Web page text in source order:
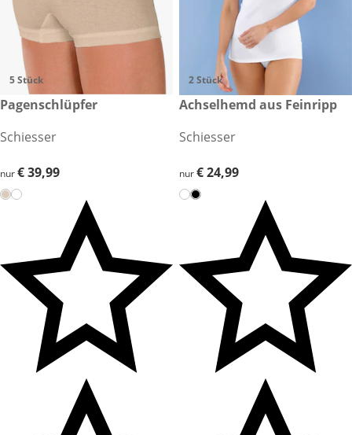
5 Stück
€ 39,99
Pagenschlüpfer
Schiesser
€ 39,99
nur€ 39,99
2 Stück
€ 24,99
Achselhemd aus Feinripp
Schiesser
€ 24,99
nur€ 24,99